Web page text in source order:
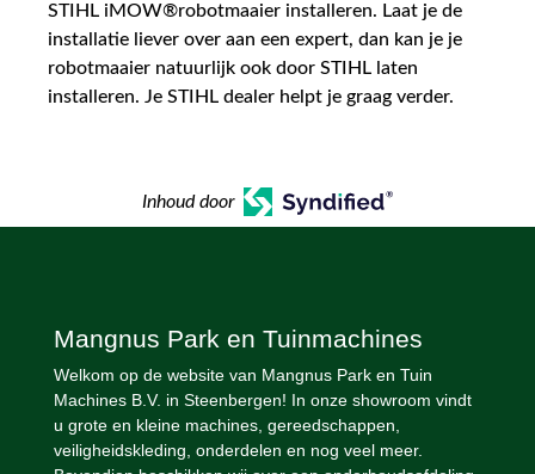
STIHL iMOW®robotmaaier installeren. Laat je de
installatie liever over aan een expert, dan kan je je
robotmaaier natuurlijk ook door STIHL laten
installeren. Je STIHL dealer helpt je graag verder.
Inhoud door
Mangnus Park en Tuinmachines
Welkom op de website van Mangnus Park en Tuin
Machines B.V. in Steenbergen! In onze showroom vindt
u grote en kleine machines, gereedschappen,
veiligheidskleding, onderdelen en nog veel meer.